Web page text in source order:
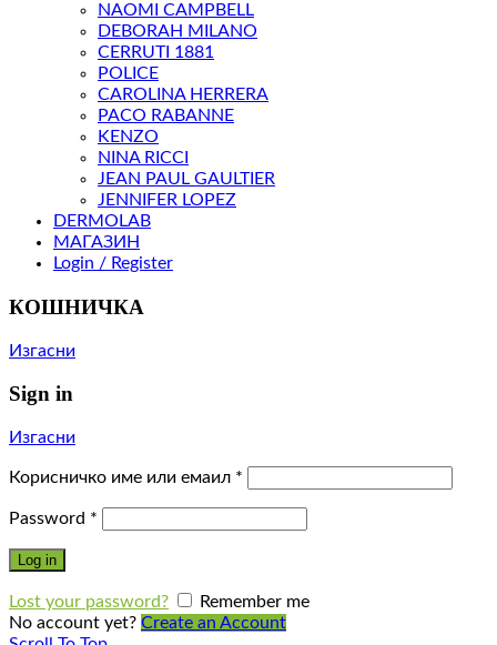
NAOMI CAMPBELL
DEBORAH MILANO
CERRUTI 1881
POLICE
CAROLINA HERRERA
PACO RABANNE
KENZO
NINA RICCI
JEAN PAUL GAULTIER
JENNIFER LOPEZ
DERMOLAB
МАГАЗИН
Login / Register
КОШНИЧКА
Изгасни
Sign in
Изгасни
Корисничко име или емаил *
Password *
Log in
Lost your password?
Remember me
No account yet? Create an Account